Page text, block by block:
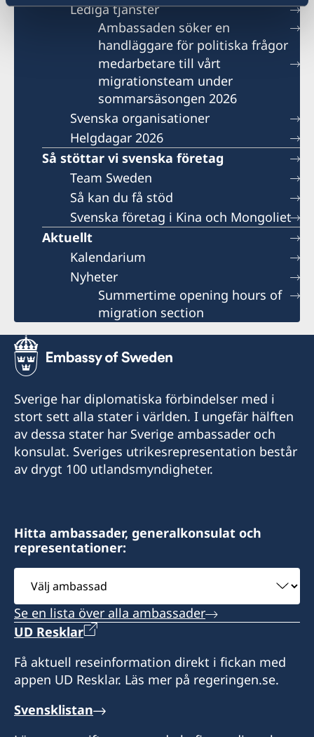
Lediga tjänster
Ambassaden söker en
handläggare för politiska frågor
medarbetare till vårt
migrationsteam under
sommarsäsongen 2026
Svenska organisationer
Helgdagar 2026
Så stöttar vi svenska företag
Team Sweden
Så kan du få stöd
Svenska företag i Kina och Mongoliet
Aktuellt
Kalendarium
Nyheter
Summertime opening hours of
migration section
Sverige har diplomatiska förbindelser med i
stort sett alla stater i världen. I ungefär hälften
av dessa stater har Sverige ambassader och
konsulat. Sveriges utrikesrepresentation består
av drygt 100 utlandsmyndigheter.
Hitta ambassader, generalkonsulat och
representationer:
Välj
ambassad
Se en lista över alla ambassader
UD Resklar
Få aktuell reseinformation direkt i fickan med
appen UD Resklar. Läs mer på regeringen.se.
Svensklistan